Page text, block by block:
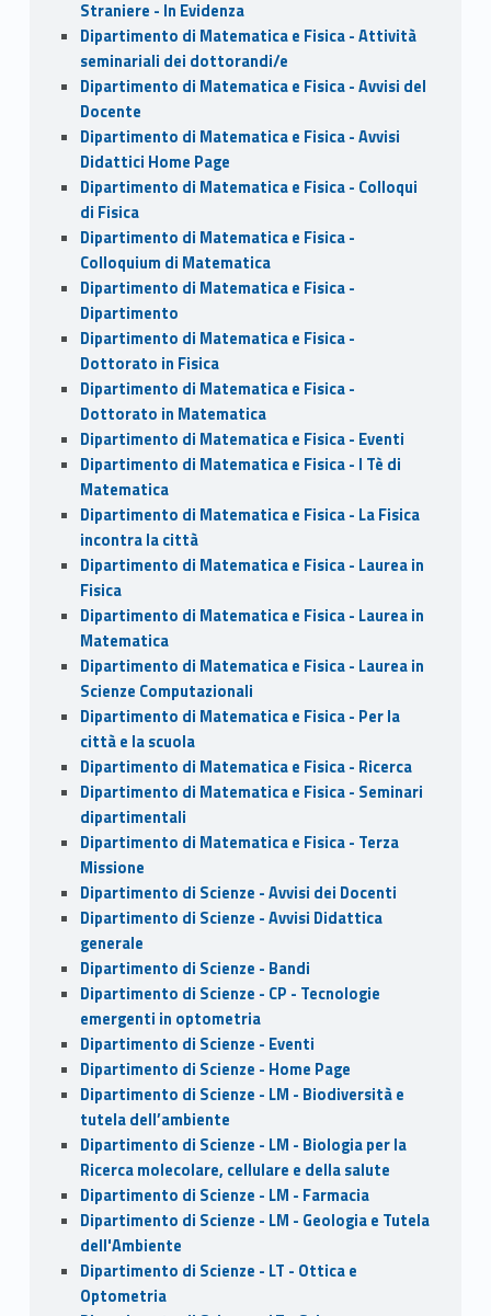
Straniere - In Evidenza
Dipartimento di Matematica e Fisica - Attività
seminariali dei dottorandi/e
Dipartimento di Matematica e Fisica - Avvisi del
Docente
Dipartimento di Matematica e Fisica - Avvisi
Didattici Home Page
Dipartimento di Matematica e Fisica - Colloqui
di Fisica
Dipartimento di Matematica e Fisica -
Colloquium di Matematica
Dipartimento di Matematica e Fisica -
Dipartimento
Dipartimento di Matematica e Fisica -
Dottorato in Fisica
Dipartimento di Matematica e Fisica -
Dottorato in Matematica
Dipartimento di Matematica e Fisica - Eventi
Dipartimento di Matematica e Fisica - I Tè di
Matematica
Dipartimento di Matematica e Fisica - La Fisica
incontra la città
Dipartimento di Matematica e Fisica - Laurea in
Fisica
Dipartimento di Matematica e Fisica - Laurea in
Matematica
Dipartimento di Matematica e Fisica - Laurea in
Scienze Computazionali
Dipartimento di Matematica e Fisica - Per la
città e la scuola
Dipartimento di Matematica e Fisica - Ricerca
Dipartimento di Matematica e Fisica - Seminari
dipartimentali
Dipartimento di Matematica e Fisica - Terza
Missione
Dipartimento di Scienze - Avvisi dei Docenti
Dipartimento di Scienze - Avvisi Didattica
generale
Dipartimento di Scienze - Bandi
Dipartimento di Scienze - CP - Tecnologie
emergenti in optometria
Dipartimento di Scienze - Eventi
Dipartimento di Scienze - Home Page
Dipartimento di Scienze - LM - Biodiversità e
tutela dell’ambiente
Dipartimento di Scienze - LM - Biologia per la
Ricerca molecolare, cellulare e della salute
Dipartimento di Scienze - LM - Farmacia
Dipartimento di Scienze - LM - Geologia e Tutela
dell'Ambiente
Dipartimento di Scienze - LT - Ottica e
Optometria